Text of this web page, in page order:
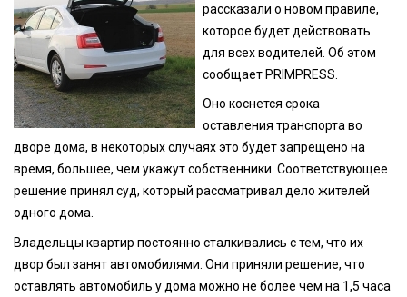
рассказали о новом правиле,
которое будет действовать
для всех водителей. Об этом
сообщает PRIMPRESS.
Оно коснется срока
оставления транспорта во
дворе дома, в некоторых случаях это будет запрещено на
время, большее, чем укажут собственники. Соответствующее
решение принял суд, который рассматривал дело жителей
одного дома.
Владельцы квартир постоянно сталкивались с тем, что их
двор был занят автомобилями. Они приняли решение, что
оставлять автомобиль у дома можно не более чем на 1,5 часа